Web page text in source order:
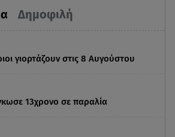
Δημοφιλή
γιορτάζουν στις 8 Αυγούστου
13χρονο σε παραλία